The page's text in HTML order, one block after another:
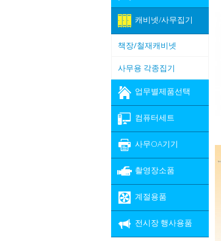
캐비넷/사무집기
책장/철재캐비넷
사무용 각종집기
업무별제품선택
컴퓨터세트
사무OA기기
촬영장소품
계절용품
전시장 행사용품